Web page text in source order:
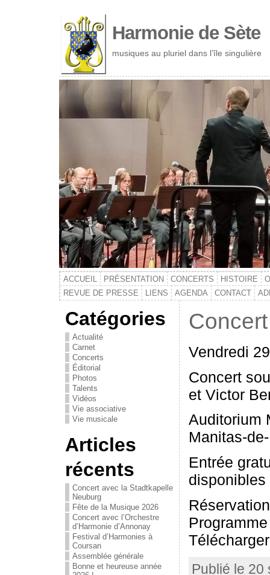
Harmonie de Sète
musiques au pluriel dans l’île singulière
ACCUEIL PRÉSENTATION CONCERTS HISTOIRE
REVUE DE PRESSE
LIENS AGENDA CONTACT
Catégories
Actualité
Carnet
Concerts
Éditorial
Photos
Talents
Vidéos
Vie associative
Vie musicale
Articles
récents
Concert avec la Stadtkapelle
Neuburg
Fête de la Musique 2026
Concert avec l’Orchestre
d’Harmonie d’Annonay
Festival d’Harmonies à
Coursan
Assemblée générale
Bonne et heureuse année
Vendredi
Concert
et Victor
Auditorium
Manitas-
Entrée
disponibles
Programme
Publié le